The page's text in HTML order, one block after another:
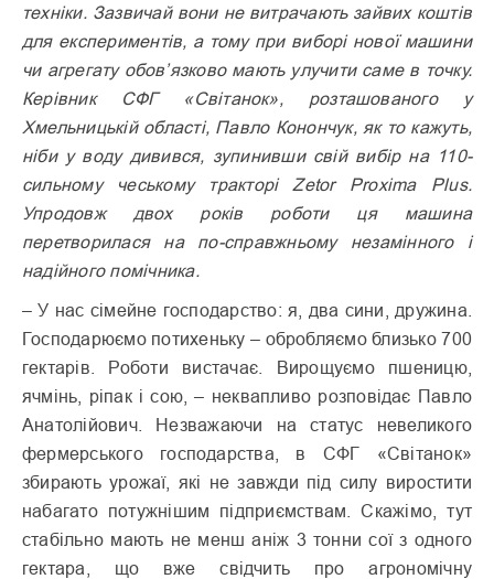
техніки. Зазвичай вони не витрачають зайвих коштів
для експериментів, а тому при виборі нової машини
чи агрегату обов’язково мають улучити саме в точку.
Керівник СФГ «Світанок», розташованого у
Хмельницькій області, Павло Конончук, як то кажуть,
ніби у воду дивився, зупинивши свій вибір на 110-
сильному чеському тракторі Zetor Proxima Plus.
Упродовж двох років роботи ця машина
перетворилася на по-справжньому незамінного і
надійного помічника.
– У нас сімейне господарство: я, два сини, дружина.
Господарюємо потихеньку – обробляємо близько 700
гектарів. Роботи вистачає. Вирощуємо пшеницю,
ячмінь, ріпак і сою, – неквапливо розповідає Павло
Анатолійович. Незважаючи на статус невеликого
фермерського господарства, в СФГ «Світанок»
збирають урожаї, які не завжди під силу виростити
набагато потужнішим підприємствам. Скажімо, тут
стабільно мають не менш аніж 3 тонни сої з одного
гектара, що вже свідчить про агрономічну